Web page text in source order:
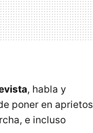
, habla y
poner en aprietos
e incluso